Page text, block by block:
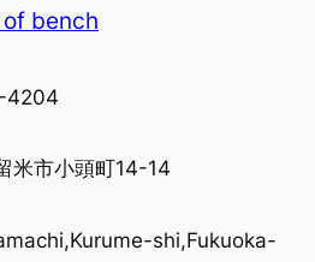
bench
4204
米市小頭町14-14
shi,Fukuoka-